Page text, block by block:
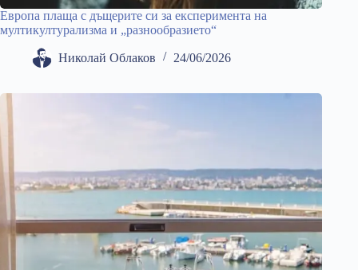
Европа плаща с дъщерите си за експеримента на
мултикултурализма и „разнообразието“
Николай Облаков 24/06/2026